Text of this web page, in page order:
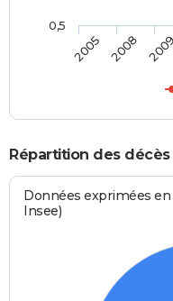
2005 2008 2009
0,5
Répartition des décès
Données exprimées
Insee)